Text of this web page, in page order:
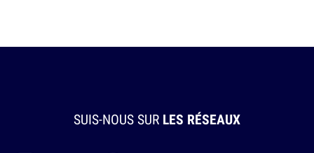
SUIS-NOUS SUR LES RÉSEAUX